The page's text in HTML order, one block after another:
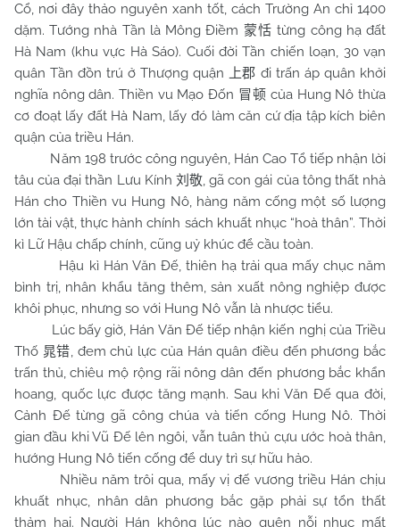
Cổ, nơi đây thảo nguyên xanh tốt, cách Trường An chỉ 1400
dặm. Tướng nhà Tần là Mông Điềm 蒙恬 từng công hạ đất
Hà Nam (khu vực Hà Sáo). Cuối đời Tần chiến loạn, 30 vạn
quân Tần đồn trú ở Thượng quận
上郡 đi trấn áp quân khởi
nghĩa nông dân. Thiền vu Mạo Đốn 冒顿 của Hung Nô thừa
cơ đoạt lấy đất Hà Nam, lấy đó làm căn cứ địa tập kích biên
quận của triều Hán.
Năm 198 trước công nguyên, Hán Cao Tổ tiếp nhận lời
tâu của đại thần Lưu Kính 刘敬, gã con gái của tông thất nhà
Hán cho Thiền vu Hung Nô, hàng năm cống một số lượng
lớn tài vật, thực hành chính sách khuất nhục “hoà thân”. Thời
kì Lữ Hậu chấp chính, cũng uỷ khúc để cầu toàn.
Hậu kì Hán Văn Đế, thiên hạ trải qua mấy chục năm
bình trị, nhân khẩu tăng thêm, sản xuất nông nghiệp được
khôi phục, nhưng so với Hung Nô vẫn là nhược tiểu.
Lúc bấy giờ, Hán Văn Đế tiếp nhận kiến nghị của Triều
Thố 晁错, đem chủ lực của Hán quân điều đến phương bắc
trấn thủ, chiêu mộ rộng rãi nông dân đến phương bắc khẩn
hoang, quốc lực được tăng mạnh. Sau khi Văn Đế qua đời,
Cảnh Đế từng gã công chúa và tiến cống Hung Nô. Thời
gian đầu khi Vũ Đế lên ngôi, vẫn tuân thủ cựu ước hoà thân,
hướng Hung Nô tiến cống để duy trì sự hữu hảo.
Nhiều năm trôi qua, mấy vị đế vương triều Hán chịu
khuất nhục, nhân dân phương bắc gặp phải sự tổn thất
thảm hại. Người Hán không lúc nào quên nỗi nhục mất